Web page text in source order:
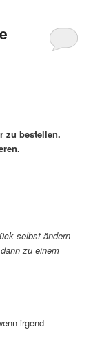
zu bestellen.
selbst ändern
zu einem
irgend